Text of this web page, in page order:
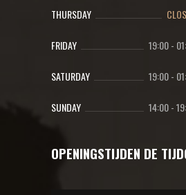
THURSDAY
FRIDAY 19:00-
SATURDAY 19:00-
SUNDAY 14:00-
OPENINGSTIJDEN DE